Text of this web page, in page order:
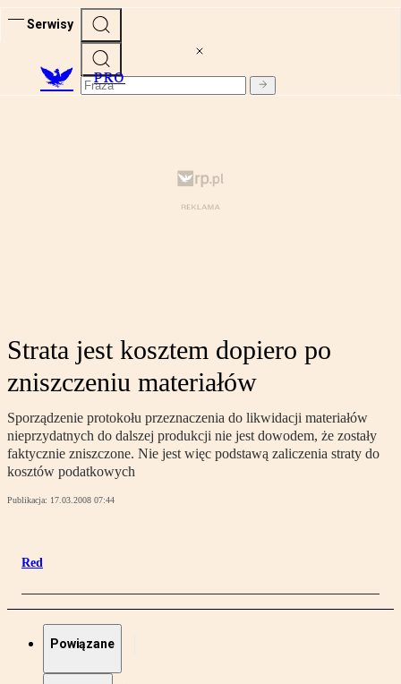
Serwisy
PRO
Strata jest kosztem dopiero po
zniszczeniu materiałów
Sporządzenie protokołu przeznaczenia do likwidacji materiałów
nieprzydatnych do dalszej produkcji nie jest dowodem, że zostały
faktycznie zniszczone. Nie jest więc podstawą zaliczenia straty do
kosztów podatkowych
Publikacja: 17.03.2008 07:44
Red
Powiązane